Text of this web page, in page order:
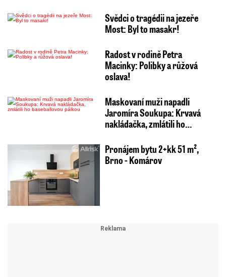
Svědci o tragédii na jezeře
Most: Byl to masakr!
Radost v rodině Petra
Macinky: Polibky a růžová
oslava!
Maskovaní muži napadli
Jaromíra Soukupa: Krvavá
nakládačka, zmlátili ho…
Pronájem bytu 2+kk 51 m²,
Brno - Komárov